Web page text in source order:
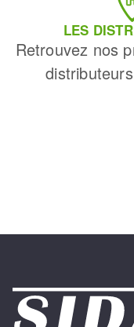
LES
Retrouvez nos